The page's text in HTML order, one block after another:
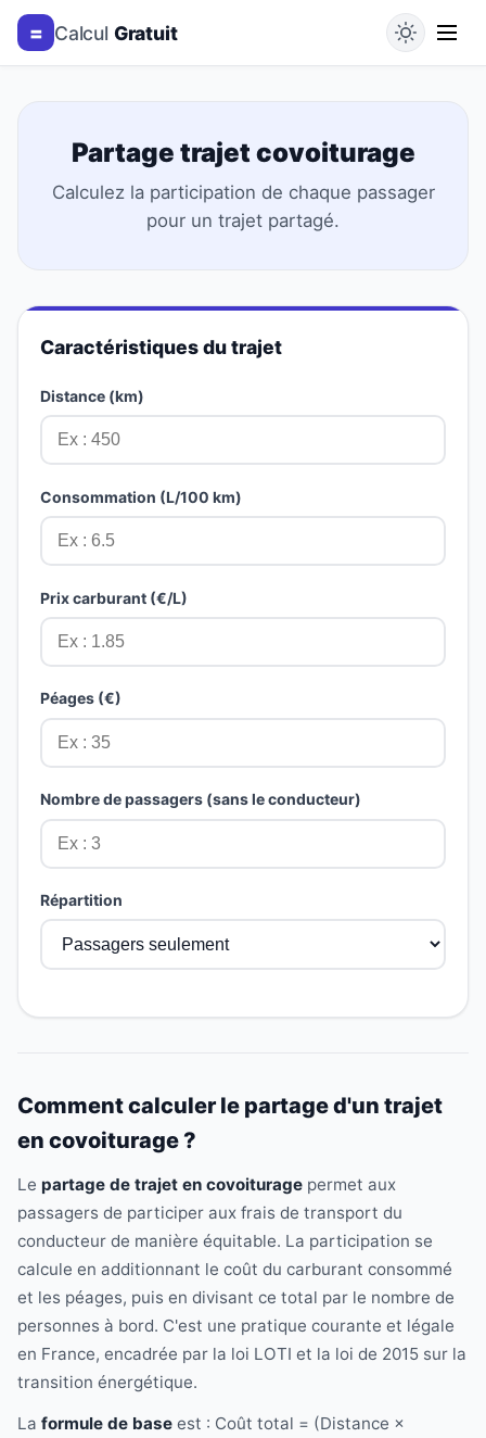
= Calcul Gratuit
Partage trajet covoiturage
Calculez la participation de chaque passager
pour un trajet partagé.
Caractéristiques du trajet
Distance (km)
Consommation (L/100 km)
Prix carburant (€/L)
Péages (€)
Nombre de passagers (sans le conducteur)
Répartition
Comment calculer le partage d'un trajet
en covoiturage ?
Le partage de trajet en covoiturage permet aux
passagers de participer aux frais de transport du
conducteur de manière équitable. La participation se
calcule en additionnant le coût du carburant consommé
et les péages, puis en divisant ce total par le nombre de
personnes à bord. C'est une pratique courante et légale
en France, encadrée par la loi LOTI et la loi de 2015 sur la
transition énergétique.
La formule de base est : Coût total = (Distance ×